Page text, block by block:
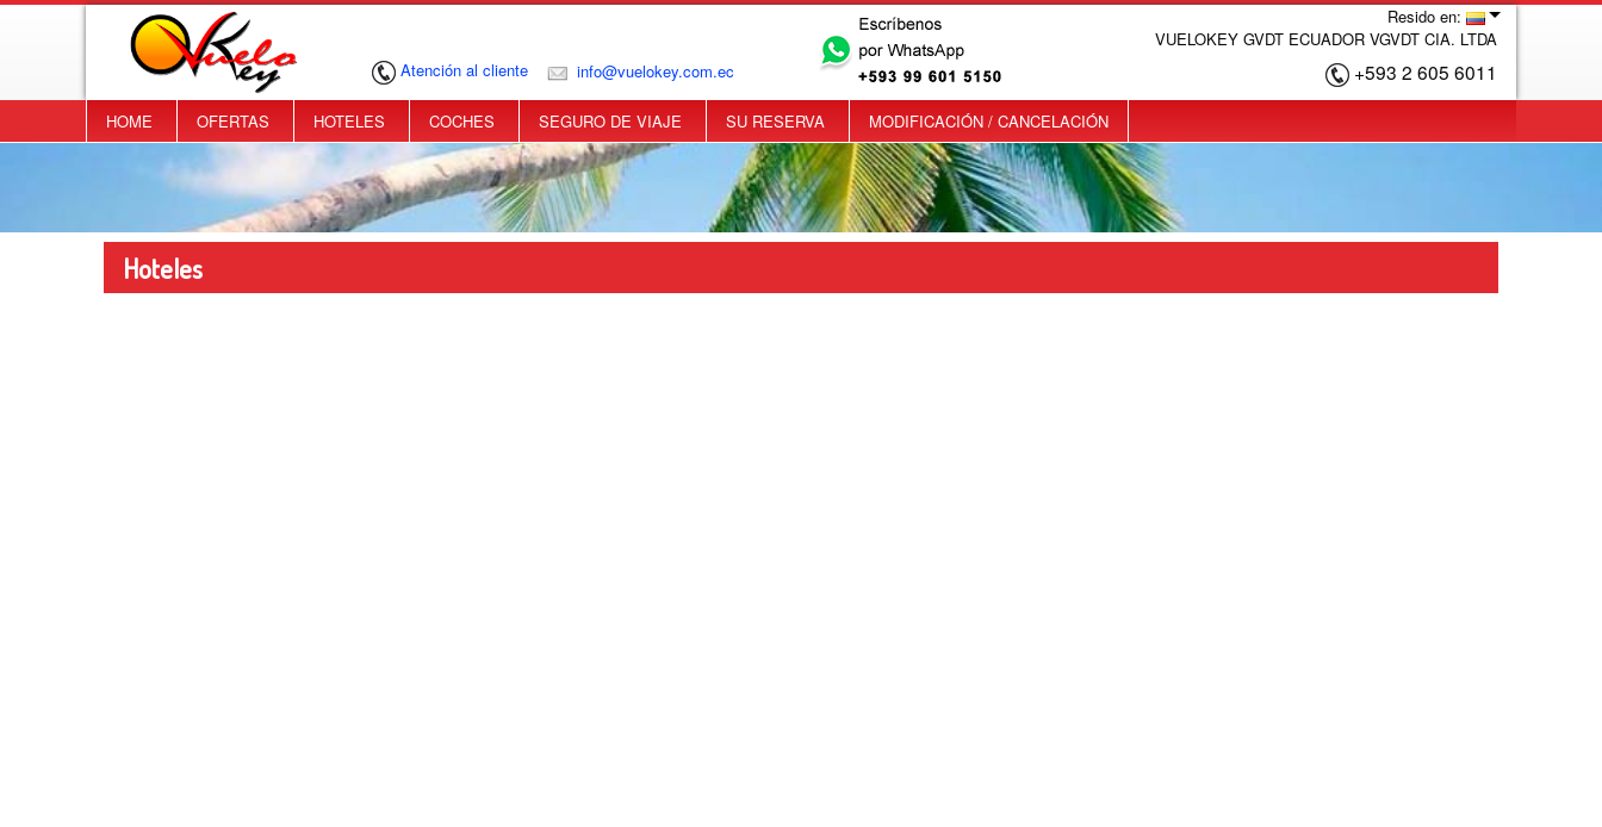
Resido en:
VUELOKEY GVDT ECUADOR VGVDT CIA. LTDA
Atención al cliente
info@vuelokey.com.ec +593 2 605 6011
HOME OFERTAS HOTELES COCHES SEGURO DE VIAJE SU RESERVA MODIFICACIÓN / CANCELACIÓN
Hoteles